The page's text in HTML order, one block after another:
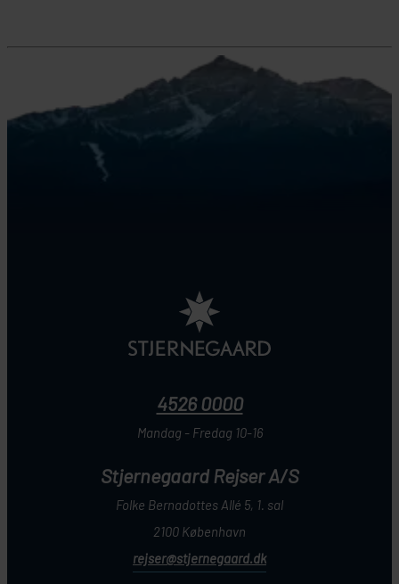
4526 0000
Mandag - Fredag 10-16
Stjernegaard Rejser A/S
Folke Bernadottes Allé 5, 1. sal
2100 København
rejser@stjernegaard.dk